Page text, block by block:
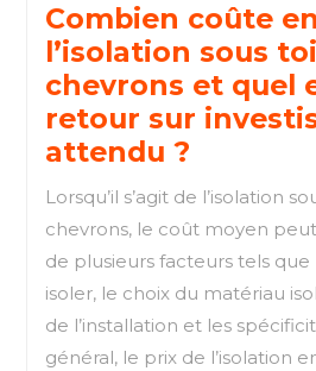
Combien coûte
l’isolation sous
chevrons et quel
retour sur
attendu ?
Lorsqu’il s’agit de l’isolation
chevrons, le coût moyen
de plusieurs facteurs tels que
isoler, le choix du matériau
de l’installation et les
général, le prix de l’isolation